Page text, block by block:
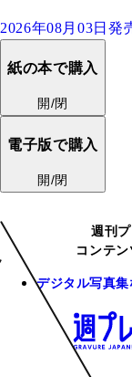
2026年08月03日発
紙の本で購入
開/閉
電子版で購入
開/閉
週刊
コンテン
デジタル写真